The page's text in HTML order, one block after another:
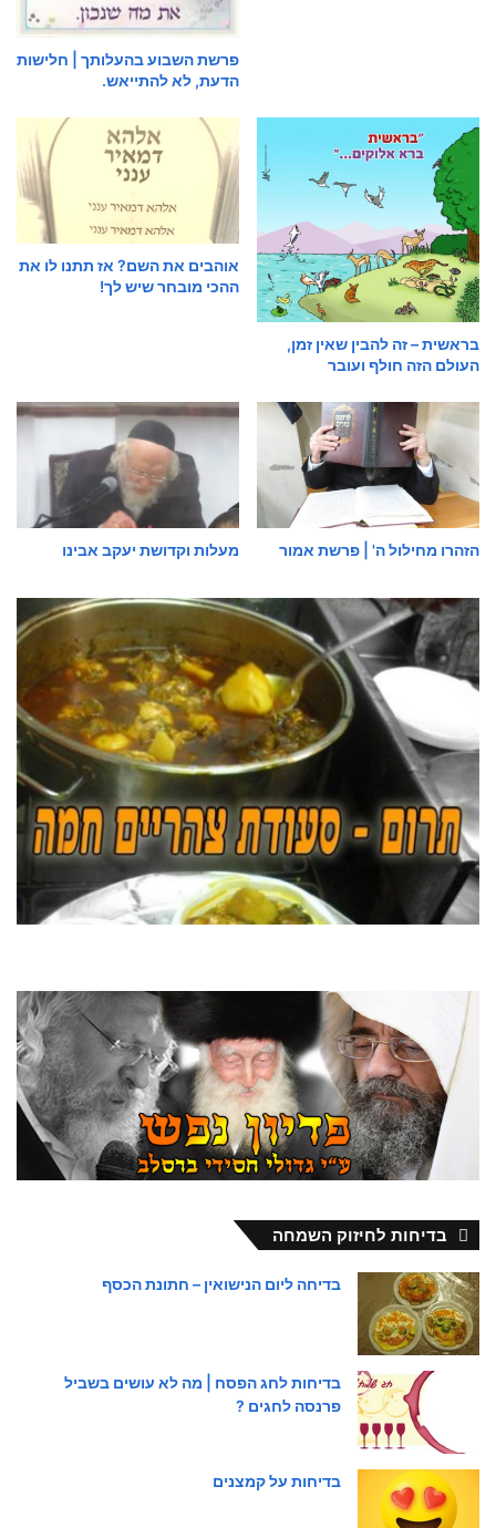
פרשת השבוע בהעלותך | חלישות
הדעת, לא להתייאש.
בראשית – זה להבין שאין זמן,
העולם הזה חולף ועובר
אוהבים את השם? אז תתנו לו את
ההכי מובחר שיש לך!
הזהרו מחילול ה' | פרשת אמור מעלות וקדושת יעקב אבינו
בדיחות לחיזוק השמחה
בדיחה ליום הנישואין – חתונת הכסף
בדיחות לחג הפסח | מה לא עושים בשביל
פרנסה לחגים ?
בדיחות על קמצנים